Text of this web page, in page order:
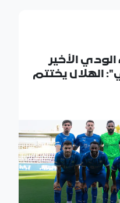
الأخير
أمام "الأهلي القطري": الهلال يختتم